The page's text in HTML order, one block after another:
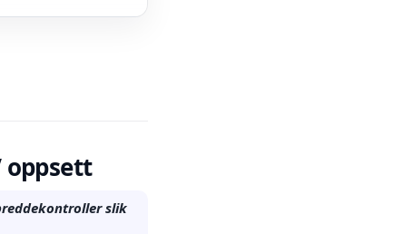
oppsett
slik